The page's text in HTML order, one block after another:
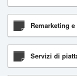
Remarketing
Servizi di